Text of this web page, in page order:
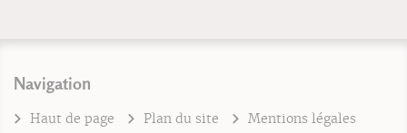
Navigation
Haut de page Plan du site
Mentions légales